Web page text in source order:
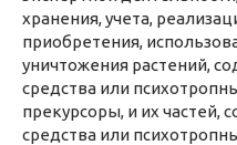
хранения, учета,
приобретения,
уничтожения растений,
средства или
прекурсоры, и их частей,
средства или